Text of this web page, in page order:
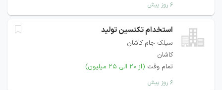
۶ روز پیش
استخدام تکنسین تولید
سیلک جام کاشان
کاشان
تمام وقت (از ۲۰ الی ۲۵ میلیون)
۶ روز پیش